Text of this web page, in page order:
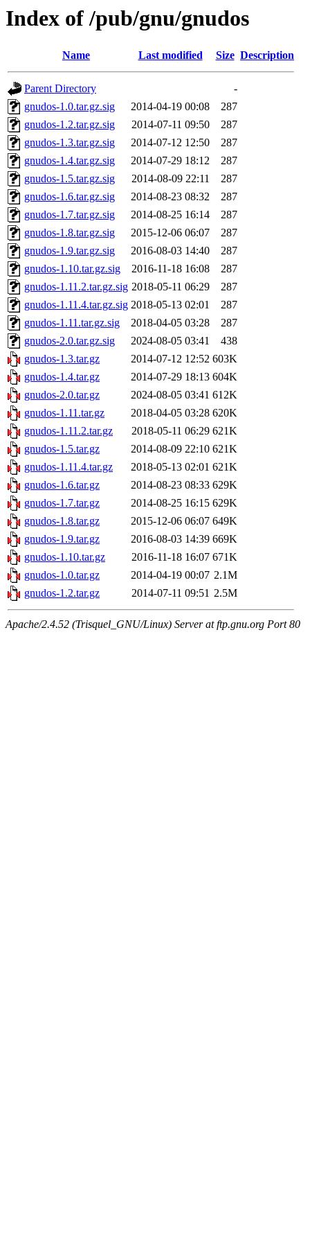
Index of /pub/gnu/gnudos
Name Last modified Size Description
Parent Directory
-
gnudos-1.0.tar.gz.sig
2014-04-19 00:08
287
gnudos-1.2.tar.gz.sig
2014-07-11 09:50
287
gnudos-1.3.tar.gz.sig
2014-07-12 12:50
287
gnudos-1.4.tar.gz.sig
2014-07-29 18:12
287
gnudos-1.5.tar.gz.sig
2014-08-09 22:11
287
gnudos-1.6.tar.gz.sig
2014-08-23 08:32
287
gnudos-1.7.tar.gz.sig
2014-08-25 16:14
287
gnudos-1.8.tar.gz.sig
2015-12-06 06:07
287
gnudos-1.9.tar.gz.sig
2016-08-03 14:40
287
gnudos-1.10.tar.gz.sig
2016-11-18 16:08
287
gnudos-1.11.2.tar.gz.sig 2018-05-11 06:29
287
gnudos-1.11.4.tar.gz.sig 2018-05-13 02:01
287
gnudos-1.11.tar.gz.sig
2018-04-05 03:28
287
gnudos-2.0.tar.gz.sig
2024-08-05 03:41
438
gnudos-1.3.tar.gz
2014-07-12 12:52 603K
gnudos-1.4.tar.gz
2014-07-29 18:13 604K
gnudos-2.0.tar.gz
2024-08-05 03:41 612K
gnudos-1.11.tar.gz
2018-04-05 03:28 620K
gnudos-1.11.2.tar.gz
2018-05-11 06:29 621K
gnudos-1.5.tar.gz
2014-08-09 22:10 621K
gnudos-1.11.4.tar.gz
2018-05-13 02:01 621K
gnudos-1.6.tar.gz
2014-08-23 08:33 629K
gnudos-1.7.tar.gz
2014-08-25 16:15 629K
gnudos-1.8.tar.gz
2015-12-06 06:07 649K
gnudos-1.9.tar.gz
2016-08-03 14:39 669K
gnudos-1.10.tar.gz
2016-11-18 16:07 671K
gnudos-1.0.tar.gz
2014-04-19 00:07 2.1M
gnudos-1.2.tar.gz
2014-07-11 09:51 2.5M
Apache/2.4.52 (Trisquel_GNU/Linux) Server at ftp.gnu.org Port 80